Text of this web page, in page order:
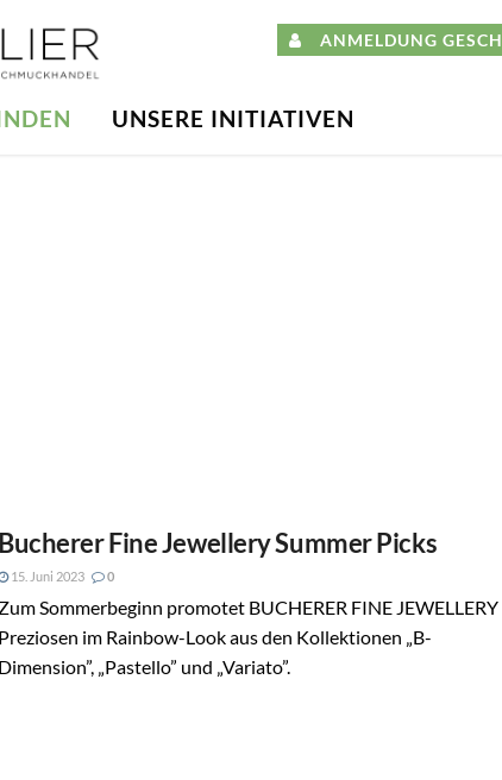
ANMELDUNG
UNSERE INITIATIVEN
Bucherer Fine Jewellery Summer Picks
15. Juni 2023 0
Zum Sommerbeginn promotet BUCHERER FINE JEWELLERY
Preziosen im Rainbow-Look aus den Kollektionen „B-
Dimension”, „Pastello” und „Variato”.